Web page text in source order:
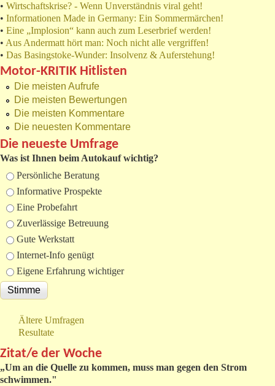
• Wirtschaftskrise? - Wenn Unverständnis viral geht!
• Informationen Made in Germany: Ein Sommermärchen!
• Eine „Implosion“ kann auch zum Leserbrief werden!
• Aus Andermatt hört man: Noch nicht alle vergriffen!
• Das Basingstoke-Wunder: Insolvenz & Auferstehung!
Motor-KRITIK Hitlisten
Die meisten Aufrufe
Die meisten Bewertungen
Die meisten Kommentare
Die neuesten Kommentare
Die neueste Umfrage
Was ist Ihnen beim Autokauf wichtig?
Auswahlmöglichkeiten
Persönliche Beratung
Informative Prospekte
Eine Probefahrt
Zuverlässige Betreuung
Gute Werkstatt
Internet-Info genügt
Eigene Erfahrung wichtiger
Ältere Umfragen
Resultate
Zitat/e der Woche
„Um an die Quelle zu kommen, muss man gegen den Strom
schwimmen."